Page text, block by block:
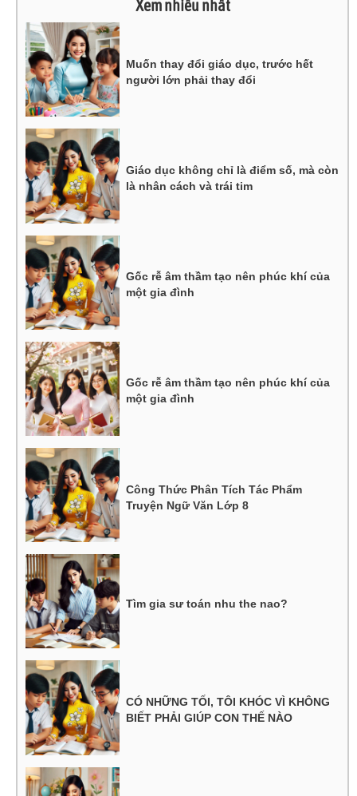
Xem nhiều nhất
Muốn thay đổi giáo dục, trước hết
người lớn phải thay đổi
Giáo dục không chỉ là điểm số, mà còn
là nhân cách và trái tim
Gốc rễ âm thầm tạo nên phúc khí của
một gia đình
Gốc rễ âm thầm tạo nên phúc khí của
một gia đình
Công Thức Phân Tích Tác Phẩm
Truyện Ngữ Văn Lớp 8
Tìm gia sư toán nhu the nao?
CÓ NHỮNG TỐI, TÔI KHÓC VÌ KHÔNG
BIẾT PHẢI GIÚP CON THẾ NÀO